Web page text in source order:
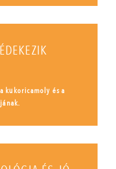
kukoricamoly és a